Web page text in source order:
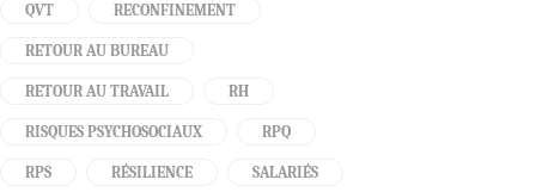
QVT RECONFINEMENT
RETOUR AU BUREAU
RETOUR AU TRAVAIL RH
RISQUES PSYCHOSOCIAUX RPQ
RPS RÉSILIENCE SALARIÉS